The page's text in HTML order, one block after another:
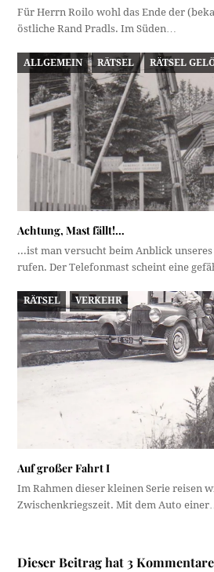
Für Herrn Roilo wohl das Ende der
östliche Rand Pradls. Im Süden…
ALLGEMEIN RÄTSEL RÄTSEL
Achtung, Mast fällt!…
...ist man versucht beim Anblick
rufen. Der Telefonmast scheint eine
RÄTSEL VERKEHR
Auf großer Fahrt I
Im Rahmen dieser kleinen Serie reisen
Zwischenkriegszeit. Mit dem Auto
Dieser Beitrag hat 3 Kommentare